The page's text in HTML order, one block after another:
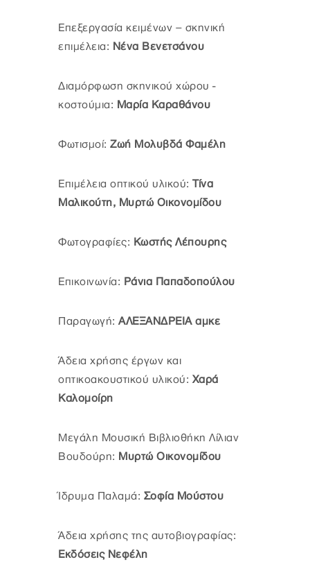
Επεξεργασία κειμένων – σκηνική
επιμέλεια: Νένα Βενετσάνου
Διαμόρφωση σκηνικού χώρου -
κοστούμια: Μαρία Καραθάνου
Φωτισμοί: Ζωή Μολυβδά Φαμέλη
Επιμέλεια οπτικού υλικού: Τίνα
Μαλικούτη, Μυρτώ Οικονομίδου
Φωτογραφίες: Κωστής Λέπουρης
Επικοινωνία: Ράνια Παπαδοπούλου
Παραγωγή: ΑΛΕΞΑΝΔΡΕΙΑ αμκε
Άδεια χρήσης έργων και
οπτικοακουστικού υλικού: Χαρά
Καλομοίρη
Μεγάλη Μουσική Βιβλιοθήκη Λίλιαν
Βουδούρη: Μυρτώ Οικονομίδου
Ίδρυμα Παλαμά: Σοφία Μούστου
Άδεια χρήσης της αυτοβιογραφίας:
Εκδόσεις Νεφέλη